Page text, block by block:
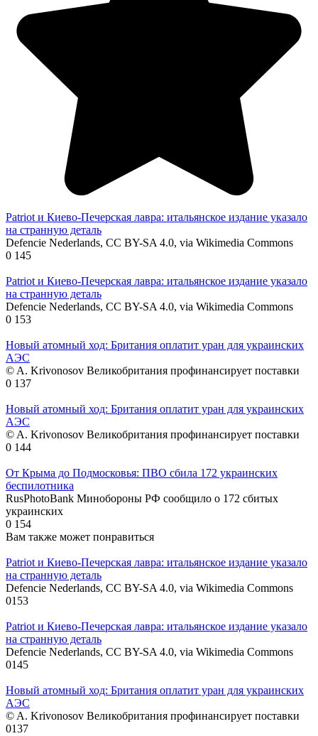
Patriot и Киево-Печерская лавра: итальянское издание указало
на странную деталь
Defencie Nederlands, CC BY-SA 4.0, via Wikimedia Commons
0 145
Patriot и Киево-Печерская лавра: итальянское издание указало
на странную деталь
Defencie Nederlands, CC BY-SA 4.0, via Wikimedia Commons
0 153
Новый атомный ход: Британия оплатит уран для украинских
АЭС
© A. Krivonosov Великобритания профинансирует поставки
0 137
Новый атомный ход: Британия оплатит уран для украинских
АЭС
© A. Krivonosov Великобритания профинансирует поставки
0 144
От Крыма до Подмосковья: ПВО сбила 172 украинских
беспилотника
RusPhotoBank Минобороны РФ сообщило о 172 сбитых
украинских
0 154
Вам также может понравиться
Patriot и Киево-Печерская лавра: итальянское издание указало
на странную деталь
Defencie Nederlands, CC BY-SA 4.0, via Wikimedia Commons
0153
Patriot и Киево-Печерская лавра: итальянское издание указало
на странную деталь
Defencie Nederlands, CC BY-SA 4.0, via Wikimedia Commons
0145
Новый атомный ход: Британия оплатит уран для украинских
АЭС
© A. Krivonosov Великобритания профинансирует поставки
0137